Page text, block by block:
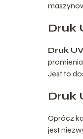
Druk
Druk UV
Jest to
Druk
Oprócz
jest